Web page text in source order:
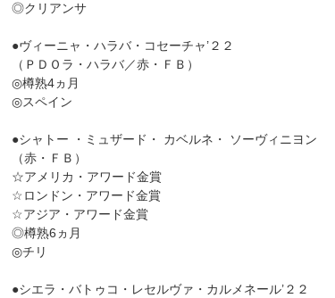
◎クリアンサ
●ヴィーニャ・ハラバ・コセーチャ’２２
（ＰＤＯラ・ハラバ／赤・ＦＢ）
◎樽熟4ヵ月
◎スペイン
●シャトー ・ミュザード・ カベルネ・ ソーヴィニヨン
（赤・ＦＢ）
☆アメリカ・アワード金賞
☆ロンドン・アワード金賞
☆アジア・アワード金賞
◎樽熟6ヵ月
◎チリ
●シエラ・バトゥコ・レセルヴァ・カルメネール’２２